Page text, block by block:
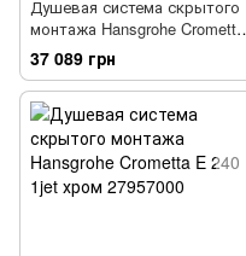
Душевая система скрытого
монтажа Hansgrohe Crometta
E 240 1jet черный матовый
20237670
37 089 грн